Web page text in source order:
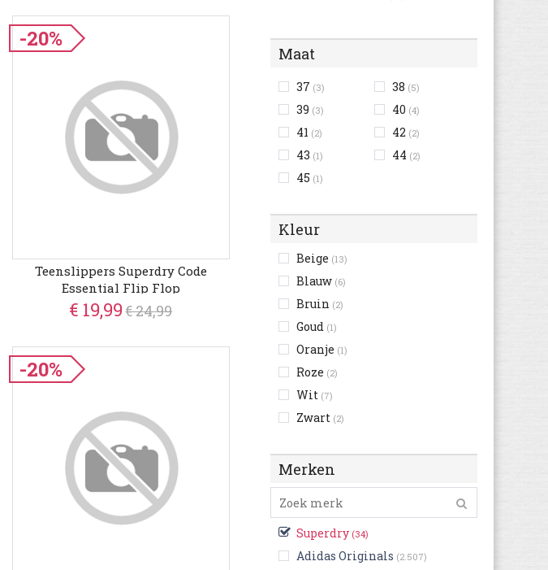
Maat
37 (3) 38 (5)
39 (3) 40 (4)
41 (2) 42 (2)
43 (1) 44 (2)
45 (1)
Kleur
Beige (13)
Blauw (6)
Bruin (2)
Goud (1)
Oranje (1)
Roze (2)
Wit (7)
Zwart (2)
Merken
Superdry (34)
Adidas Originals (2.507)
-20%
Teenslippers Superdry Code
Essential Flip Flop
€ 19,99€ 24,99
-20%